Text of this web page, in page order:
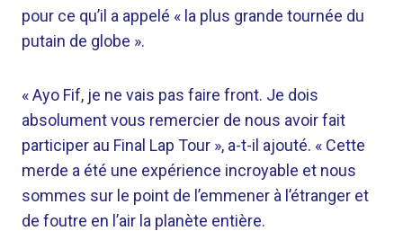
pour ce qu’il a appelé « la plus grande tournée du
putain de globe ».
« Ayo Fif, je ne vais pas faire front. Je dois
absolument vous remercier de nous avoir fait
participer au Final Lap Tour », a-t-il ajouté. « Cette
merde a été une expérience incroyable et nous
sommes sur le point de l’emmener à l’étranger et
de foutre en l’air la planète entière.